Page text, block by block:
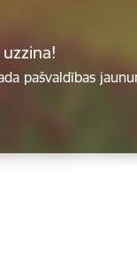
pašvaldības